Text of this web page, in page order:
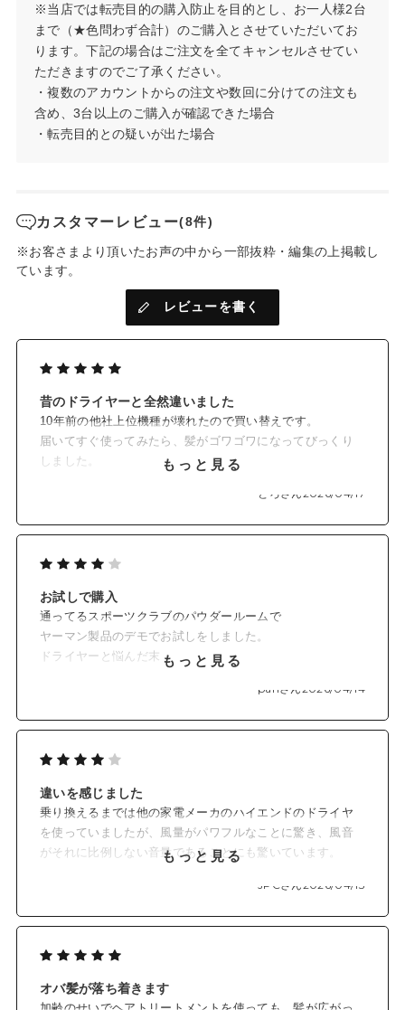
※当店では転売目的の購入防止を目的とし、お一人様2台
まで（★色問わず合計）のご購入とさせていただいてお
ります。下記の場合はご注文を全てキャンセルさせてい
ただきますのでご了承ください。
・複数のアカウントからの注文や数回に分けての注文も
含め、3台以上のご購入が確認できた場合
・転売目的との疑いが出た場合
カスタマーレビュー(8件)
※お客さまより頂いたお声の中から一部抜粋・編集の上掲載し
ています。
レビューを書く
昔のドライヤーと全然違いました
10年前の他社上位機種が壊れたので買い替えです。
届いてすぐ使ってみたら、髪がゴワゴワになってびっくり
しました。
まず、風量の低い前のドライヤーと同じ時間感覚で乾かし
り低温なせいか、つい髪に近づけ過ぎてしまったみたいな
そうしたら、短時間でサラサラまとまるようになりまし
た。
もっと早く買い替えれば良かったです。
もっと見る
とろさん2026/04/17
お試しで購入
通ってるスポーツクラブのパウダールームで
ヤーマン製品のデモでお試しをしました。
ドライヤーと悩んだ末
リフトドライヤーを購入。
事前に試していたので
迷いなく購入しました。
もっと見る
panさん2026/04/14
違いを感じました
乗り換えるまでは他の家電メーカのハイエンドのドライヤ
を使っていましたが、風量がパワフルなことに驚き、風音
がそれに比例しない音量であることにも驚いています。
と思いますし、風量を下げれば熱がある方だと思います。
ています。
もっと見る
JPCさん 2026/04/13
オバ髪が落ち着きます